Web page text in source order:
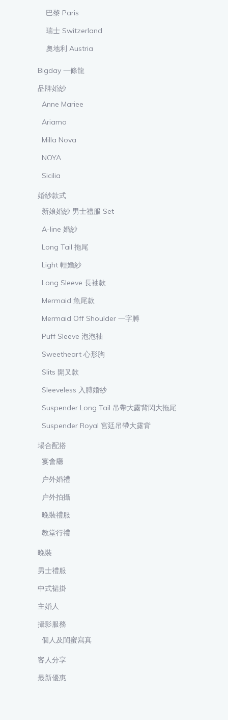
巴黎 Paris
瑞士 Switzerland
奧地利 Austria
Bigday 一條龍
品牌婚紗
Anne Mariee
Ariamo
Milla Nova
NOYA
Sicilia
婚紗款式
新娘婚紗 男士禮服 Set
A-line 婚紗
Long Tail 拖尾
Light 輕婚紗
Long Sleeve 長袖款
Mermaid 魚尾款
Mermaid Off Shoulder 一字膊
Puff Sleeve 泡泡袖
Sweetheart 心形胸
Slits 開叉款
Sleeveless 入膊婚紗
Suspender Long Tail 吊帶大露背閃大拖尾
Suspender Royal 宮廷吊帶大露背
場合配搭
宴會廳
户外婚禮
户外拍攝
晚裝禮服
教堂行禮
晚裝
男士禮服
中式裙掛
主婚人
攝影服務
個人及閨蜜寫真
客人分享
最新優惠